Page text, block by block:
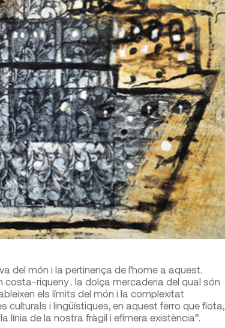
del món i la pertinença de l’home a aquest.
riqueny . la dolça mercaderia del qual són
els límits del món i la complexitat
culturals i lingüístiques, en aquest ferro que flota,
línia de la nostra fràgil i efímera existència”.